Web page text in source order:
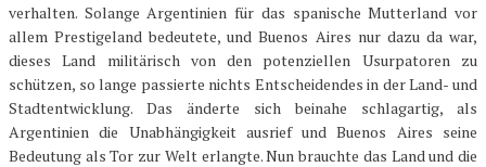
verhalten. Solange Argentinien für das spanische Mutterland vor
allem Prestigeland bedeutete, und Buenos Aires nur dazu da war,
dieses Land militärisch von den potenziellen Usurpatoren zu
schützen, so lange passierte nichts Entscheidendes in der Land- und
Stadtentwicklung. Das änderte sich beinahe schlagartig, als
Argentinien die Unabhängigkeit ausrief und Buenos Aires seine
Bedeutung als Tor zur Welt erlangte. Nun brauchte das Land und die